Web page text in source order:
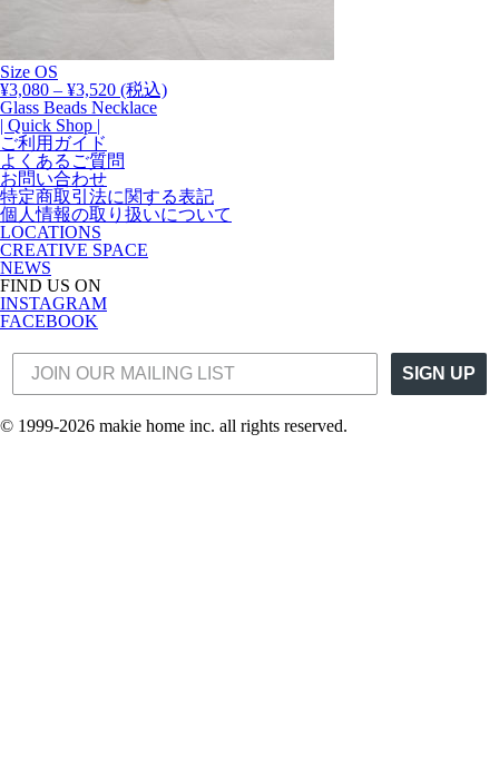
Size OS
¥3,080 – ¥3,520価
格
–
(税込)
Glass Beads Necklace
| Quick Shop |
ご利用ガイド
よくあるご質問
お問い合わせ
特定商取引法に関する表記
個人情報の取り扱いについて
LOCATIONS
CREATIVE SPACE
NEWS
FIND US ON
INSTAGRAM
FACEBOOK
SIGN UP
© 1999-2026 makie home inc. all rights reserved.